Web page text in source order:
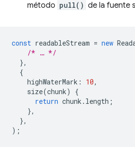
método pull() de la fuente
const readableStream = new
/* … */
},
{
highWaterMark : 10,
size(chunk)
{
return chunk . length ;
},
},
);